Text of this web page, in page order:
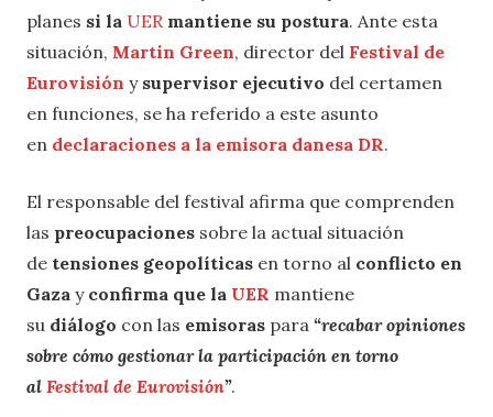
planes si la UER mantiene su postura. Ante esta
situación, Martin Green, director del Festival de
Eurovisión y supervisor ejecutivo del certamen
en funciones, se ha referido a este asunto
en declaraciones a la emisora danesa DR.
El responsable del festival afirma que comprenden
las preocupaciones sobre la actual situación
de tensiones geopolíticas en torno al conflicto en
Gaza y confirma que la UER mantiene
su diálogo con las emisoras para “recabar opiniones
sobre cómo gestionar la participación en torno
al Festival de Eurovisión”.